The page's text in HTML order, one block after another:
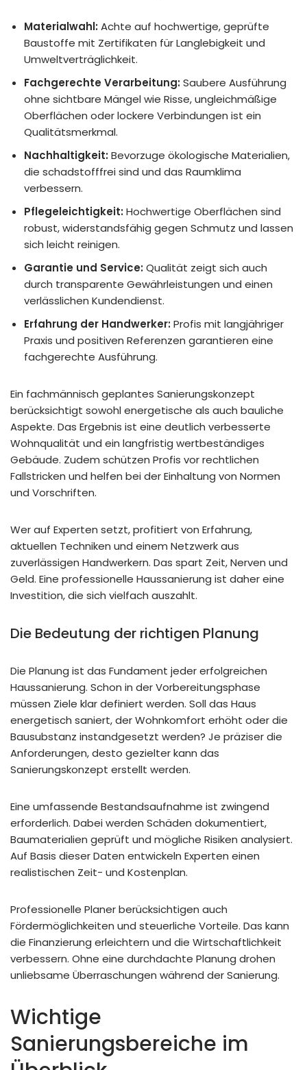
Materialwahl: Achte auf hochwertige, geprüfte
Baustoffe mit Zertifikaten für Langlebigkeit und
Umweltverträglichkeit.
Fachgerechte Verarbeitung: Saubere Ausführung
ohne sichtbare Mängel wie Risse, ungleichmäßige
Oberflächen oder lockere Verbindungen ist ein
Qualitätsmerkmal.
Nachhaltigkeit: Bevorzuge ökologische Materialien,
die schadstofffrei sind und das Raumklima
verbessern.
Pflegeleichtigkeit: Hochwertige Oberflächen sind
robust, widerstandsfähig gegen Schmutz und lassen
sich leicht reinigen.
Garantie und Service: Qualität zeigt sich auch
durch transparente Gewährleistungen und einen
verlässlichen Kundendienst.
Erfahrung der Handwerker: Profis mit langjähriger
Praxis und positiven Referenzen garantieren eine
fachgerechte Ausführung.
Ein fachmännisch geplantes Sanierungskonzept
berücksichtigt sowohl energetische als auch bauliche
Aspekte. Das Ergebnis ist eine deutlich verbesserte
Wohnqualität und ein langfristig wertbeständiges
Gebäude. Zudem schützen Profis vor rechtlichen
Fallstricken und helfen bei der Einhaltung von Normen
und Vorschriften.
Wer auf Experten setzt, profitiert von Erfahrung,
aktuellen Techniken und einem Netzwerk aus
zuverlässigen Handwerkern. Das spart Zeit, Nerven und
Geld. Eine professionelle Haussanierung ist daher eine
Investition, die sich vielfach auszahlt.
Die Bedeutung der richtigen Planung
Die Planung ist das Fundament jeder erfolgreichen
Haussanierung. Schon in der Vorbereitungsphase
müssen Ziele klar definiert werden. Soll das Haus
energetisch saniert, der Wohnkomfort erhöht oder die
Bausubstanz instandgesetzt werden? Je präziser die
Anforderungen, desto gezielter kann das
Sanierungskonzept erstellt werden.
Eine umfassende Bestandsaufnahme ist zwingend
erforderlich. Dabei werden Schäden dokumentiert,
Baumaterialien geprüft und mögliche Risiken analysiert.
Auf Basis dieser Daten entwickeln Experten einen
realistischen Zeit- und Kostenplan.
Professionelle Planer berücksichtigen auch
Fördermöglichkeiten und steuerliche Vorteile. Das kann
die Finanzierung erleichtern und die Wirtschaftlichkeit
verbessern. Ohne eine durchdachte Planung drohen
unliebsame Überraschungen während der Sanierung.
Wichtige
Sanierungsbereiche im